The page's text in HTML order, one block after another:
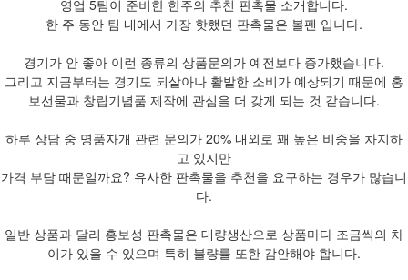
영업 5팀이 준비한 한주의 추천 판촉물 소개합니다.
한 주 동안 팀 내에서 가장 핫했던 판촉물은 볼펜 입니다.
경기가 안 좋아 이런 종류의 상품문의가 예전보다 증가했습니다.
그리고 지금부터는 경기도 되살아나 활발한 소비가 예상되기 때문에 홍
보선물과 창립기념품 제작에 관심을 더 갖게 되는 것 같습니다.
하루 상담 중 명품자개 관련 문의가 20% 내외로 꽤 높은 비중을 차지하
고 있지만
가격 부담 때문일까요? 유사한 판촉물을 추천을 요구하는 경우가 많습니
다.
일반 상품과 달리 홍보성 판촉물은 대량생산으로 상품마다 조금씩의 차
이가 있을 수 있으며 특히 불량률 또한 감안해야 합니다.